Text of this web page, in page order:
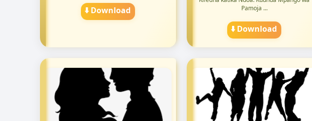
⬇️ Download
Pamoja ...
⬇️ Download